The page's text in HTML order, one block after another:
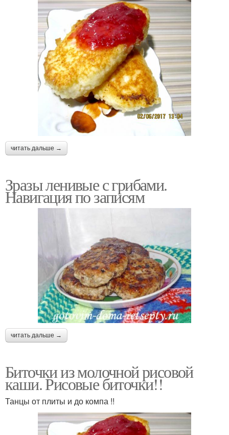
читать дальше →
Зразы ленивые с грибами.
Навигация по записям
читать дальше →
Биточки из молочной рисовой
каши. Рисовые биточки!!
Танцы от плиты и до компа !!